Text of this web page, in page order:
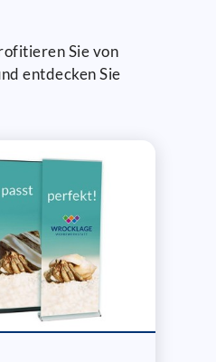
Sie von
entdecken Sie